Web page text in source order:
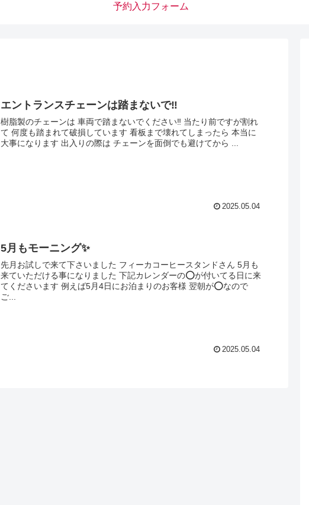
予約入力フォーム
エントランスチェーンは踏まないで‼️
樹脂製のチェーンは 車両で踏まないでください‼️ 当たり前ですが割れ
て 何度も踏まれて破損しています 看板まで壊れてしまったら 本当に
大事になります 出入りの際は チェーンを面倒でも避けてから ...
2025.05.04
5月もモーニング✨
先月お試しで来て下さいました フィーカコーヒースタンドさん 5月も
来ていただける事になりました 下記カレンダーの⭕️が付いてる日に来
てくださいます 例えば5月4日にお泊まりのお客様 翌朝が⭕️なので
ご...
2025.05.04